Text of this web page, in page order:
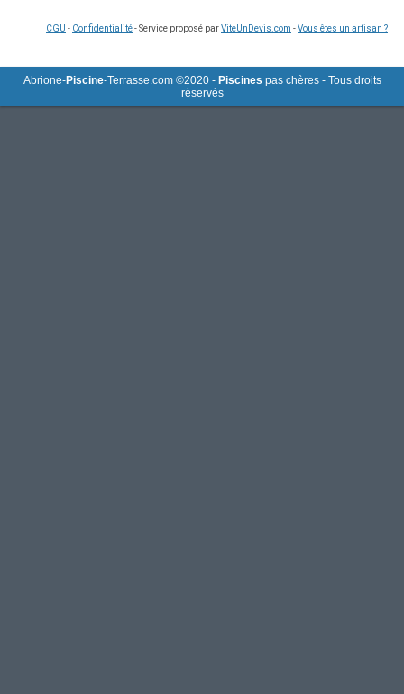
CGU - Confidentialité- Service proposé parViteUnDevis.com -Vous êtes un artisan ?
Abrione-Piscine-Terrasse.com ©2020 - Piscines pas chères - Tous droits
réservés